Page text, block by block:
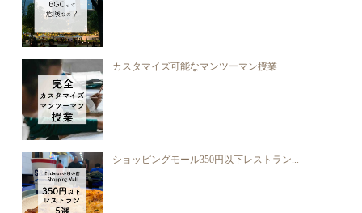
カスタマイズ可能なマンツーマン授業
ショッピングモール350円以下レストラン...